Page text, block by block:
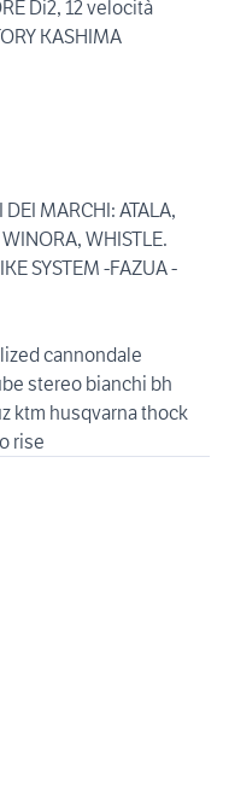
Di2, 12 velocità
KASHIMA
MARCHI: ATALA,
WHISTLE.
SYSTEM -FAZUA -
cannondale
stereo bianchi bh
ktm husqvarna thock
rise